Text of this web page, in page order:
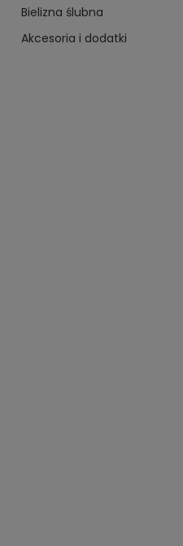
Bielizna ślubna
Akcesoria i dodatki